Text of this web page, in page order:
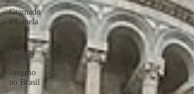
Gramado
e Canela
Roma
Europa
Inverno
no Brasil